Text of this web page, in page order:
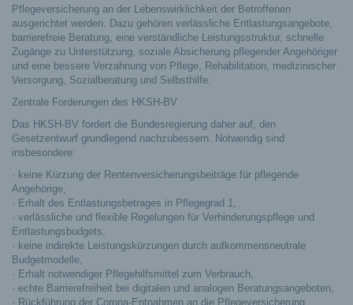
Pflegeversicherung an der Lebenswirklichkeit der Betroffenen
ausgerichtet werden. Dazu gehören verlässliche Entlastungsangebote,
barrierefreie Beratung, eine verständliche Leistungsstruktur, schnelle
Zugänge zu Unterstützung, soziale Absicherung pflegender Angehöriger
und eine bessere Verzahnung von Pflege, Rehabilitation, medizinischer
Versorgung, Sozialberatung und Selbsthilfe.
Zentrale Forderungen des HKSH-BV
Das HKSH-BV fordert die Bundesregierung daher auf, den
Gesetzentwurf grundlegend nachzubessern. Notwendig sind
insbesondere:
· keine Kürzung der Rentenversicherungsbeiträge für pflegende
Angehörige,
· Erhalt des Entlastungsbetrages in Pflegegrad 1,
· verlässliche und flexible Regelungen für Verhinderungspflege und
Entlastungsbudgets,
· keine indirekte Leistungskürzungen durch aufkommensneutrale
Budgetmodelle,
· Erhalt notwendiger Pflegehilfsmittel zum Verbrauch,
· echte Barrierefreiheit bei digitalen und analogen Beratungsangeboten,
· Rückführung der Corona-Entnahmen an die Pflegeversicherung